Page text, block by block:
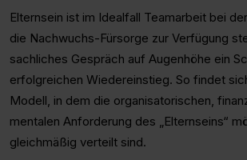
Elternsein ist im Idealfall Teamarbeit bei
die Nachwuchs-Fürsorge zur Verfügung
sachliches Gespräch auf Augenhöhe ein
erfolgreichen Wiedereinstieg. So findet
Modell, in dem die organisatorischen,
mentalen Anforderung des „Elternseins“
gleichmäßig verteilt sind.